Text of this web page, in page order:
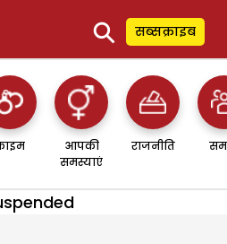
⚲ सब्सक्राइब
आपकी
समस्याएं
राजनीति